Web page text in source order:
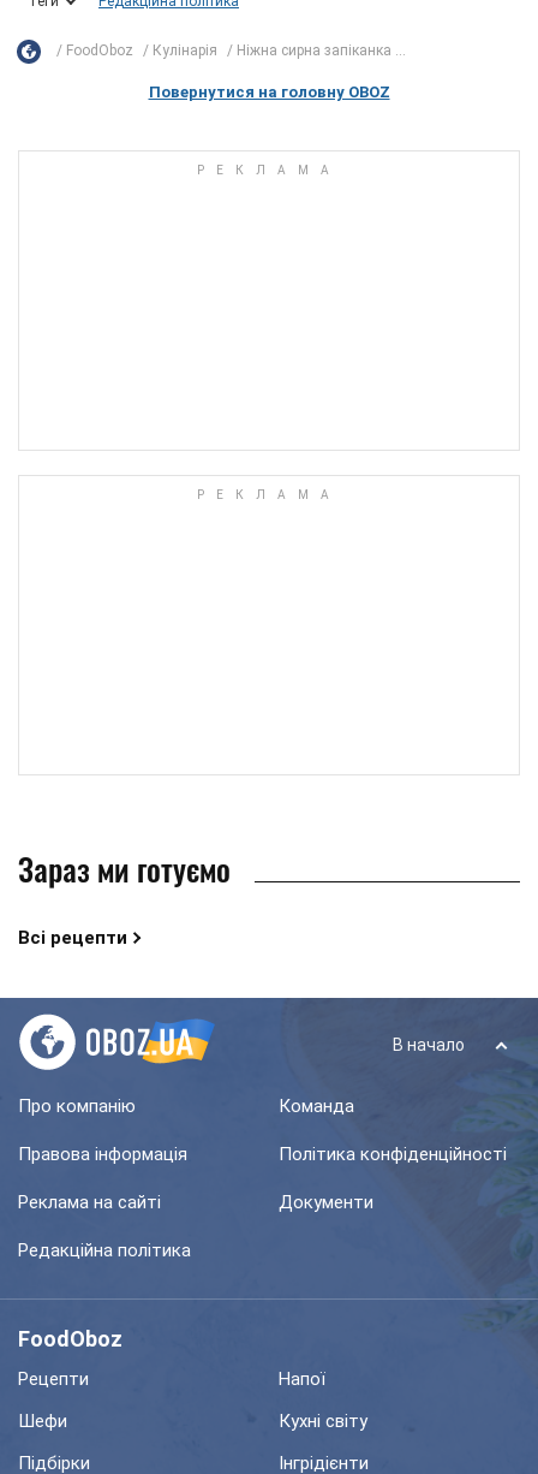
FoodOboz Кулінарія Ніжна сирна запіканка ...
Повернутися на головну OBOZ
Зараз ми готуємо
Всі рецепти
В начало
Про компанію Команда
Правова інформація Політика конфіденційності
Реклама на сайті Документи
Редакційна політика
FoodOboz
Рецепти
Напої
Шефи
Кухні світу
Підбірки
Інгрідієнти